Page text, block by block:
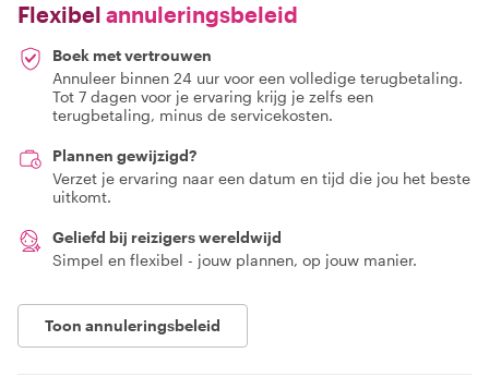
Flexibel annuleringsbeleid
Boek met vertrouwen
Annuleer binnen 24 uur voor een volledige terugbetaling.
Tot 7 dagen voor je ervaring krijg je zelfs een
terugbetaling, minus de servicekosten.
Plannen gewijzigd?
Verzet je ervaring naar een datum en tijd die jou het beste
uitkomt.
Geliefd bij reizigers wereldwijd
Simpel en flexibel - jouw plannen, op jouw manier.
Toon annuleringsbeleid